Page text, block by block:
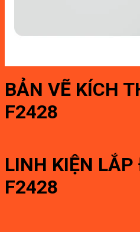
BẢN VẼ KÍCH
F2428
LINH KIỆN LẮP
F2428